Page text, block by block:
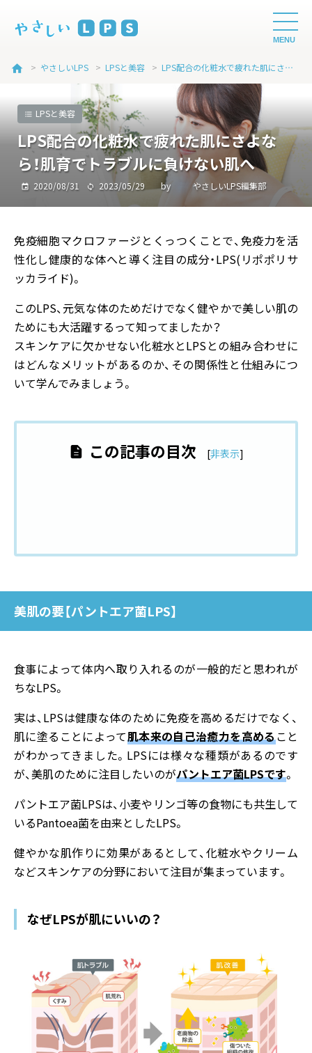
MENU
> やさしいLPS > LPSと美容 > LPS配合の化粧水で疲れた肌にさよなら！肌育でトラブルに負けない肌へ
LPSと美容
LPS配合の化粧水で疲れた肌にさよな
ら！肌育でトラブルに負けない肌へ
2020/08/31 2023/05/29 by やさしいLPS編集部
免疫細胞マクロファージとくっつくことで、免疫力を活
性化し健康的な体へと導く注目の成分・LPS(リポポリサ
ッカライド)。
このLPS、元気な体のためだけでなく健やかで美しい肌の
ためにも大活躍するって知ってましたか？
スキンケアに欠かせない化粧水とLPSとの組み合わせに
はどんなメリットがあるのか、その関係性と仕組みにつ
いて学んでみましょう。
この記事の目次 [非表示]
美肌の要【パントエア菌LPS】
食事によって体内へ取り入れるのが一般的だと思われが
ちなLPS。
実は、LPSは健康な体のために免疫を高めるだけでなく、
肌に塗ることによって肌本来の自己治癒力を高めること
がわかってきました。LPSには様々な種類があるのです
が、美肌のために注目したいのがパントエア菌LPSです。
パントエア菌LPSは、小麦やリンゴ等の食物にも共生して
いるPantoea菌を由来としたLPS。
健やかな肌作りに効果があるとして、化粧水やクリーム
などスキンケアの分野において注目が集まっています。
なぜLPSが肌にいいの？